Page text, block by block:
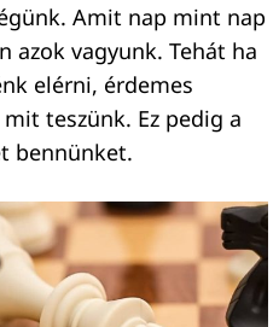
Amit nap mint nap
azok vagyunk. Tehát ha
elérni, érdemes
teszünk. Ez pedig a
bennünket.